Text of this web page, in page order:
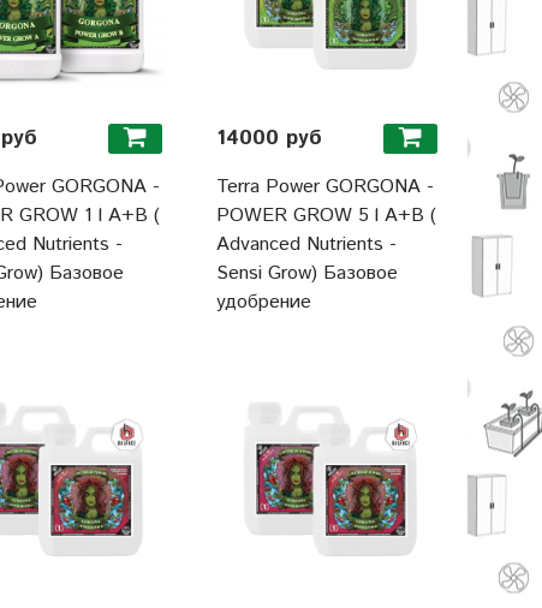
GORGONA -
GROW 1 l A+B (
Nutrients -
Базовое
14000 руб
Terra Power GORGONA -
POWER GROW 5 l A+B (
Advanced Nutrients -
Sensi Grow) Базовое
удобрение